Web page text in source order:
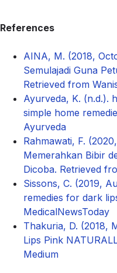
References
AINA, M. (2018,
Semulajadi Guna
Retrieved from
Ayurveda, K. (n.d.).
simple home
Ayurveda
Rahmawati, F.
Memerahkan Bibir
Dicoba. Retrieved
Sissons, C. (2019,
remedies for dark
MedicalNewsToday
Thakuria, D. (2018,
Lips Pink
Medium